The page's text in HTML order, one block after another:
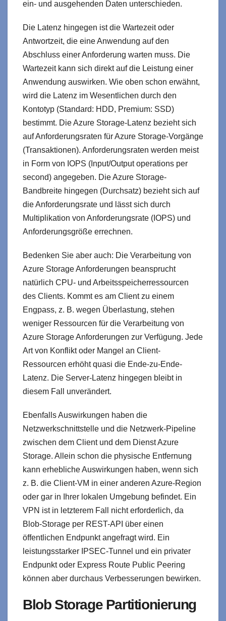
ein- und ausgehenden Daten unterschieden.
Die Latenz hingegen ist die Wartezeit oder
Antwortzeit, die eine Anwendung auf den
Abschluss einer Anforderung warten muss. Die
Wartezeit kann sich direkt auf die Leistung einer
Anwendung auswirken. Wie oben schon erwähnt,
wird die Latenz im Wesentlichen durch den
Kontotyp (Standard: HDD, Premium: SSD)
bestimmt. Die Azure Storage-Latenz bezieht sich
auf Anforderungsraten für Azure Storage-Vorgänge
(Transaktionen). Anforderungsraten werden meist
in Form von IOPS (Input/Output operations per
second) angegeben. Die Azure Storage-
Bandbreite hingegen (Durchsatz) bezieht sich auf
die Anforderungsrate und lässt sich durch
Multiplikation von Anforderungsrate (IOPS) und
Anforderungsgröße errechnen.
Bedenken Sie aber auch: Die Verarbeitung von
Azure Storage Anforderungen beansprucht
natürlich CPU- und Arbeitsspeicherressourcen
des Clients. Kommt es am Client zu einem
Engpass, z. B. wegen Überlastung, stehen
weniger Ressourcen für die Verarbeitung von
Azure Storage Anforderungen zur Verfügung. Jede
Art von Konflikt oder Mangel an Client-
Ressourcen erhöht quasi die Ende-zu-Ende-
Latenz. Die Server-Latenz hingegen bleibt in
diesem Fall unverändert.
Ebenfalls Auswirkungen haben die
Netzwerkschnittstelle und die Netzwerk-Pipeline
zwischen dem Client und dem Dienst Azure
Storage. Allein schon die physische Entfernung
kann erhebliche Auswirkungen haben, wenn sich
z. B. die Client-VM in einer anderen Azure-Region
oder gar in Ihrer lokalen Umgebung befindet. Ein
VPN ist in letzterem Fall nicht erforderlich, da
Blob-Storage per REST-API über einen
öffentlichen Endpunkt angefragt wird. Ein
leistungsstarker IPSEC-Tunnel und ein privater
Endpunkt oder Express Route Public Peering
können aber durchaus Verbesserungen bewirken.
Blob Storage Partitionierung